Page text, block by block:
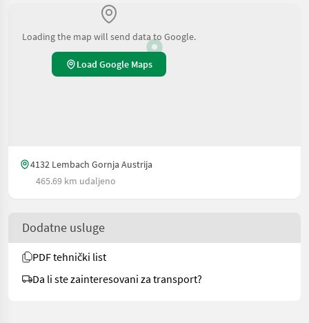
Loading the map will send data to Google.
Load Google Maps
4132 Lembach Gornja Austrija
465.69 km udaljeno
Dodatne usluge
PDF tehnički list
Da li ste zainteresovani za transport?